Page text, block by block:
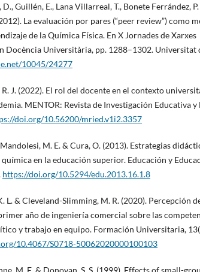
Guillén, E., Lana Villarreal, T., Bonete Ferrández,
La evaluación por pares (“peer review”) como
de la Química Física. En X Jornades de Xarxes
Docència Universitària, pp. 1288–1302. Universitat
10045/24277
R. J. (2022). El rol del docente en el contexto
MENTOR: Revista de Investigación Educativa
doi.org/10.56200/mried.v1i2.3357
M. E. & Cura, O. (2013). Estrategias
química en la educación superior. Educación y
https://doi.org/10.5294/edu.2013.16.1.8
L. & Cleveland-Slimming, M. R. (2020). Percepción
año de ingeniería comercial sobre las
y trabajo en equipo. Formación Universitaria,
10.4067/S0718-50062020000100103
M. E. & Donovan, S. S. (1999). Effects of small-